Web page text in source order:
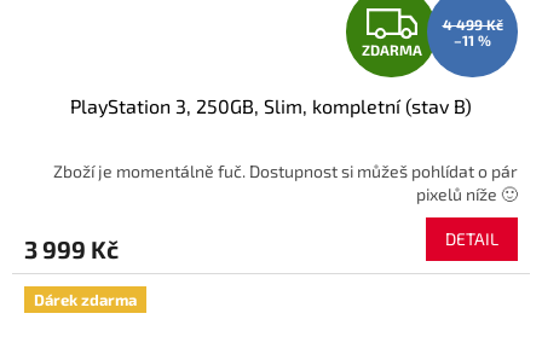
Z
D
A
R
M
A
ZDARMA
4 499 Kč
–11 %
PlayStation 3, 250GB, Slim, kompletní (stav B)
Zboží je momentálně fuč. Dostupnost si můžeš pohlídat o pár
pixelů níže 🙂
3 999 Kč DETAIL
Dárek zdarma